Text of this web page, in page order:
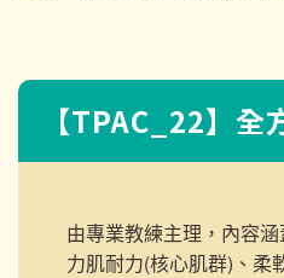
【TPAC_22】
由專業教練主理，內容
力肌耐力(核心肌群)、柔